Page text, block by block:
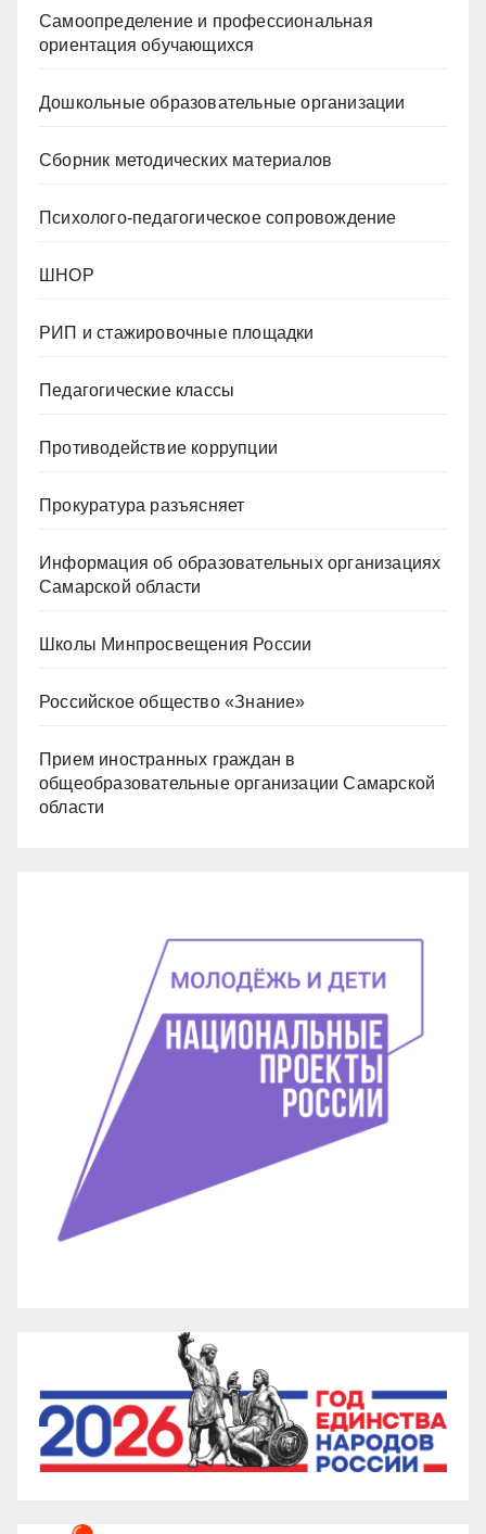
Самоопределение и профессиональная
ориентация обучающихся
Дошкольные образовательные организации
Сборник методических материалов
Психолого-педагогическое сопровождение
ШНОР
РИП и стажировочные площадки
Педагогические классы
Противодействие коррупции
Прокуратура разъясняет
Информация об образовательных организациях
Самарской области
Школы Минпросвещения России
Российское общество «Знание»
Прием иностранных граждан в
общеобразовательные организации Самарской
области